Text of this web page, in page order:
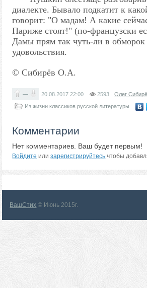
диалекте. Бывало подкатит к
говорит: "О мадам! А какие
Париже стоят!" (по-французски
Дамы прям так чуть-ли в обморок
удовольствия.
© Сибирёв О.А.
— 20.08.201722:00 2593
Олег
Из жизни классиков русской литературы
Комментарии
Нет комментариев. Ваш будет первым!
Войдите илизарегистрируйтесь чтобы
ВашСтих © Июнь 2015г.